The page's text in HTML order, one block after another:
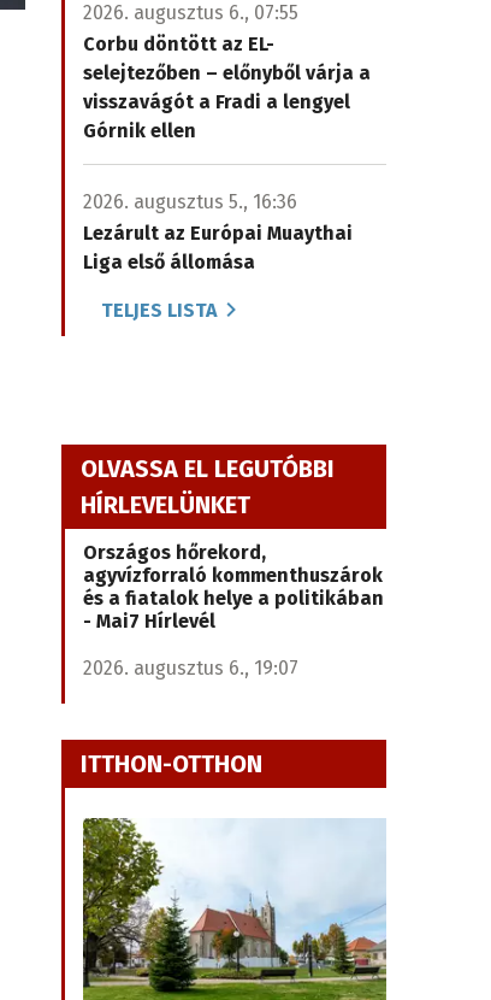
2026. augusztus 6., 07:55
Corbu döntött az EL-
selejtezőben – előnyből várja a
visszavágót a Fradi a lengyel
Górnik ellen
2026. augusztus 5., 16:36
Lezárult az Európai Muaythai
Liga első állomása
TELJES LISTA
OLVASSA EL LEGUTÓBBI
HÍRLEVELÜNKET
Országos hőrekord,
agyvízforraló kommenthuszárok
és a fiatalok helye a politikában
- Mai7 Hírlevél
2026. augusztus 6., 19:07
ITTHON-OTTHON